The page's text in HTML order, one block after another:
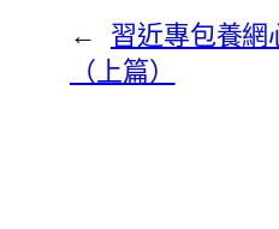
←
習近專包養網
（上篇）